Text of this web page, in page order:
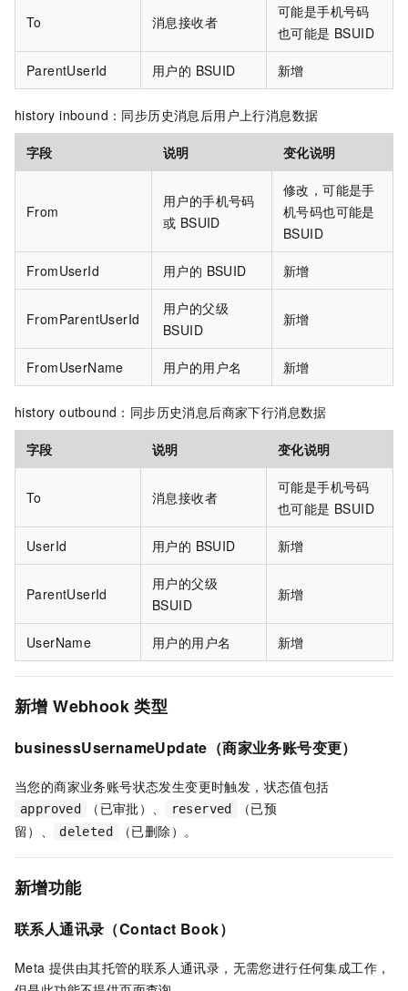
To 消息接收者
可能是手机号码
也可能是 BSUID
ParentUserId 用户的 BSUID 新增
history inbound：同步历史消息后用户上行消息数据
字段 说明 变化说明
From
用户的手机号码
或 BSUID
修改，可能是手
机号码也可能是
BSUID
FromUserId 用户的 BSUID 新增
FromParentUserId
用户的父级
BSUID
新增
FromUserName 用户的用户名 新增
history outbound：同步历史消息后商家下行消息数据
字段 说明 变化说明
To 消息接收者
可能是手机号码
也可能是 BSUID
UserId 用户的 BSUID 新增
ParentUserId
用户的父级
BSUID
新增
UserName 用户的用户名 新增
新增 Webhook 类型
businessUsernameUpdate（商家业务账号变更）
当您的商家业务账号状态发生变更时触发，状态值包括
approved （已审批）、 reserved
（已预
留）、
deleted （已删除）。
新增功能
联系人通讯录（Contact Book）
Meta 提供由其托管的联系人通讯录，无需您进行任何集成工作，